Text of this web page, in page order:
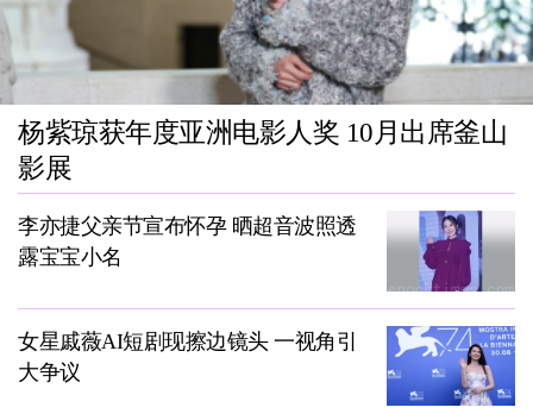
杨紫琼获年度亚洲电影人奖 10月出席釜山
影展
李亦捷父亲节宣布怀孕 晒超音波照透
露宝宝小名
女星戚薇AI短剧现擦边镜头 一视角引
大争议